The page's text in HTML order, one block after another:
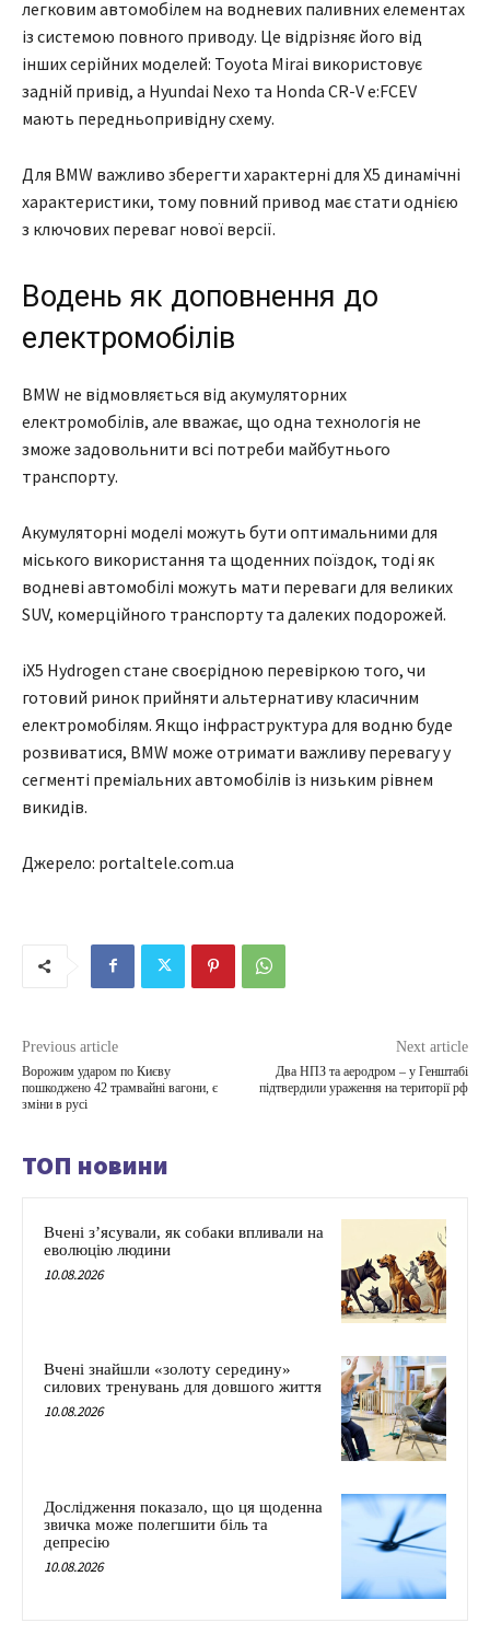
легковим автомобілем на водневих паливних елементах
із системою повного приводу. Це відрізняє його від
інших серійних моделей: Toyota Mirai використовує
задній привід, а Hyundai Nexo та Honda CR-V e:FCEV
мають передньопривідну схему.
Для BMW важливо зберегти характерні для X5 динамічні
характеристики, тому повний привод має стати однією
з ключових переваг нової версії.
Водень як доповнення до
електромобілів
BMW не відмовляється від акумуляторних
електромобілів, але вважає, що одна технологія не
зможе задовольнити всі потреби майбутнього
транспорту.
Акумуляторні моделі можуть бути оптимальними для
міського використання та щоденних поїздок, тоді як
водневі автомобілі можуть мати переваги для великих
SUV, комерційного транспорту та далеких подорожей.
iX5 Hydrogen стане своєрідною перевіркою того, чи
готовий ринок прийняти альтернативу класичним
електромобілям. Якщо інфраструктура для водню буде
розвиватися, BMW може отримати важливу перевагу у
сегменті преміальних автомобілів із низьким рівнем
викидів.
Джерело: portaltele.com.ua
Previous article
Ворожим ударом по Києву
пошкоджено 42 трамвайні вагони, є
зміни в русі
Next article
Два НПЗ та аеродром – у Генштабі
підтвердили ураження на території рф
ТОП новини
Вчені з’ясували, як собаки впливали на
еволюцію людини
10.08.2026
Вчені знайшли «золоту середину»
силових тренувань для довшого життя
10.08.2026
Дослідження показало, що ця щоденна
звичка може полегшити біль та
депресію
10.08.2026